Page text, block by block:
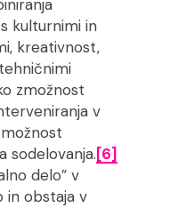
kulturnimi in
kreativnost,
zmožnost
v
sodelovanja.[6]
delo” v
in obstaja v